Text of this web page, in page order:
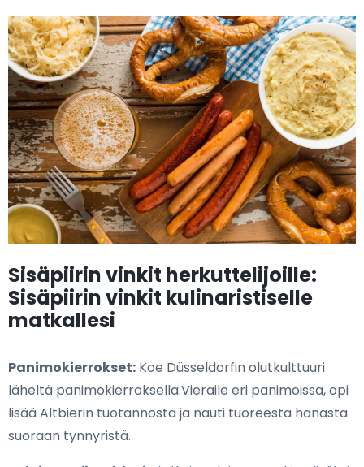
Sisäpiirin vinkit herkuttelijoille:
Sisäpiirin vinkit kulinaristiselle
matkallesi
Panimokierrokset: Koe Düsseldorfin olutkulttuuri
läheltä panimokierroksella.Vieraile eri panimoissa, opi
lisää Altbierin tuotannosta ja nauti tuoreesta hanasta
suoraan tynnyristä.